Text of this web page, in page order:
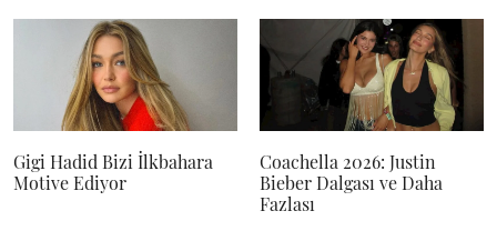
Gigi Hadid Bizi İlkbahara
Motive Ediyor
Coachella 2026: Justin
Bieber Dalgası ve Daha
Fazlası